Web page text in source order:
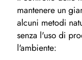
mantenere un
alcuni metodi
senza l'uso di
l'ambiente: